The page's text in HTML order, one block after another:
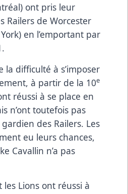
ont pris leur
Railers de Worcester
en l’emportant par
la difficulté à s’imposer
à partir de la 10e
réussi à se place en
n’ont toutefois pas
des Railers. Les
eu leurs chances,
Cavallin n’a pas
Lions ont réussi à